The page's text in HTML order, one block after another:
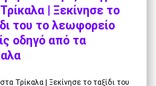
| Ξεκίνησε το
του το λεωφορείο
οδηγό από τα
Τρίκαλα | Ξεκίνησε το ταξίδι του